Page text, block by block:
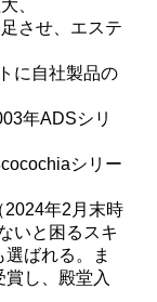
、
させ、エステ
に自社製品の
年ADSシリ
シリー
2024年2月末時
いと困るスキ
ばれる。ま
し、殿堂入